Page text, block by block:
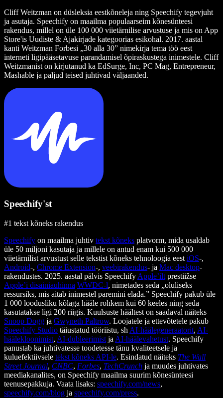
Cliff Weitzman on düsleksia eestkõneleja ning Speechify tegevjuht
ja asutaja. Speechify on maailma populaarseim kõnesünteesi
rakendus, millel on üle 100 000 viietärnilise arvustuse ja mis on App
Store'is Uudiste & Ajakirjade kategoorias esikohal. 2017. aastal
kanti Weitzman Forbesi „30 alla 30” nimekirja tema töö eest
interneti ligipääsetavuse parandamisel õpiraskustega inimestele. Cliff
Weitzmanist on kirjutanud ka EdSurge, Inc, PC Mag, Entrepreneur,
Mashable ja paljud teised juhtivad väljaanded.
Speechify'st
#1 tekst kõneks rakendus
Speechify on maailma juhtiv tekst kõneks platvorm, mida usaldab
üle 50 miljoni kasutaja ja millele on antud enam kui 500 000
viietärnilist arvustust selle tekstist kõneks tehnoloogia eest iOS-,
Android-, Chrome Extension-, veebirakendus- ja Mac desktop-
rakendustes. 2025. aastal pälvis Speechify Apple’ilt prestiižse
Apple’i disainiauhinna WWDC-l, nimetades seda „oluliseks
ressursiks, mis aitab inimestel paremini elada.” Speechify pakub üle
1 000 loodusliku kõlaga hääle rohkem kui 60 keeles ning seda
kasutatakse ligi 200 riigis. Kuulsuste häältest on saadaval näiteks
Snoop Dogg ja Gwyneth Paltrow. Loojatele ja ettevõtetele pakub
Speechify Studio täiustatud tööriistu, sh AI-häälegeneraatorit, AI-
häälekloonimist, AI-dubleerimist ja AI-häälevahetust. Speechify
panustab ka juhtivatesse toodetesse tänu kvaliteetsele ja
kuluefektiivsele tekst kõneks API-le. Esindatud näiteks The Wall
Street Journal, CNBC, Forbes, TechCrunch ja muudes juhtivates
meediakanalites, on Speechify maailma suurim kõnesünteesi
teenusepakkuja. Vaata lisaks: speechify.com/news,
speechify.com/blog ja speechify.com/press.